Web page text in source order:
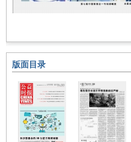
版面目录